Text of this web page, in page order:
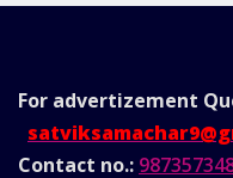
For advertizement
Contact no.: